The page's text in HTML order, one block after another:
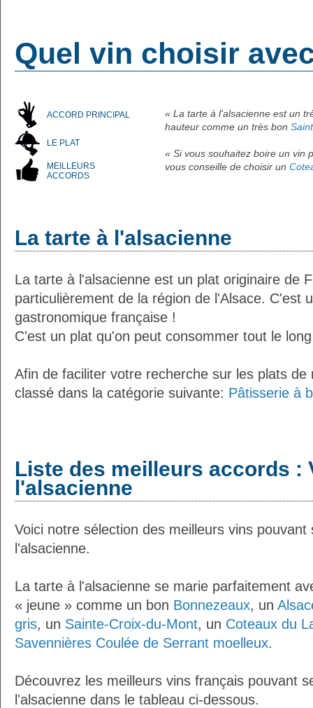
Quel vin choisir
ACCORD PRINCIPAL
LE PLAT
MEILLEURS
ACCORDS
« La tarte à l'alsacienne est un
hauteur comme un très bon
« Si vous souhaitez boire un vin
vous conseille de choisir un
La tarte à l'alsacienne
La tarte à l'alsacienne est un plat originaire de
particulièrement de la région de l'Alsace. C'est
gastronomique française !
C'est un plat qu'on peut consommer tout le
Afin de faciliter votre recherche sur les plats
classé dans la catégorie suivante: Pâtisserie à
Liste des meilleurs accords :
l'alsacienne
Voici notre sélection des meilleurs vins
l'alsacienne.
La tarte à l'alsacienne se marie parfaitement
« jeune » comme un bon Bonnezeaux, un
gris, un Sainte-Croix-du-Mont, un Coteaux du
Savennières Coulée de Serrant moelleux.
Découvrez les meilleurs vins français pouvant
l'alsacienne dans le tableau ci-dessous.